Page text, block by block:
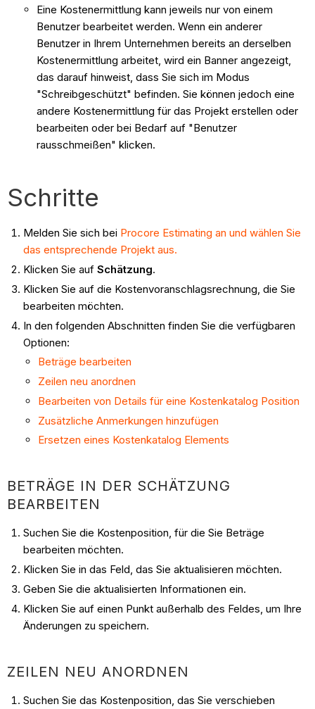
Eine Kostenermittlung kann jeweils nur von einem
Benutzer bearbeitet werden. Wenn ein anderer
Benutzer in Ihrem Unternehmen bereits an derselben
Kostenermittlung arbeitet, wird ein Banner angezeigt,
das darauf hinweist, dass Sie sich im Modus
"Schreibgeschützt" befinden. Sie können jedoch eine
andere Kostenermittlung für das Projekt erstellen oder
bearbeiten oder bei Bedarf auf "Benutzer
rausschmeißen" klicken.
Schritte
Melden Sie sich bei Procore Estimating an und wählen Sie
das entsprechende Projekt aus.
Klicken Sie auf Schätzung.
Klicken Sie auf die Kostenvoranschlagsrechnung, die Sie
bearbeiten möchten.
In den folgenden Abschnitten finden Sie die verfügbaren
Optionen:
Beträge bearbeiten
Zeilen neu anordnen
Bearbeiten von Details für eine Kostenkatalog Position
Zusätzliche Anmerkungen hinzufügen
Ersetzen eines Kostenkatalog Elements
BETRÄGE IN DER SCHÄTZUNG
BEARBEITEN
Suchen Sie die Kostenposition, für die Sie Beträge
bearbeiten möchten.
Klicken Sie in das Feld, das Sie aktualisieren möchten.
Geben Sie die aktualisierten Informationen ein.
Klicken Sie auf einen Punkt außerhalb des Feldes, um Ihre
Änderungen zu speichern.
ZEILEN NEU ANORDNEN
Suchen Sie das Kostenposition, das Sie verschieben